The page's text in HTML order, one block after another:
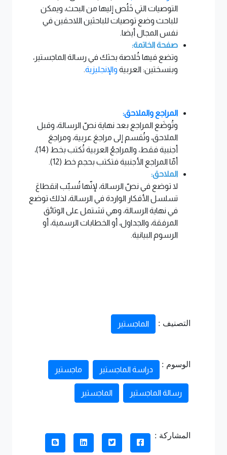
التوصيات التي خَلُص إليها من البحث، ويمكن
للباحث وضع توصيات للباحثين اللاحقين في
نفس المجال أيضا.
صفحة الخاتمة:
وتضع فيها خُلاصة بحثك في رسالة الماجستير،
وبنسختين: العربية والإنجليزية.
المراجع والملاحق:
وتُوضَع المراجع بعد نهاية نصّ الرسالة، وقبل
الملاحق، وتُقسم إلى مراجعَ عربية، ومراجعَ
أجنبية فقط، والمراجعُ العربية تُكتب بخط (14)،
أمّا المراجع الأجنبية فتكتب بحجم خط (12).
الملاحق:
لا توضع في نصّ الرسالة، لإنّها تُسبّب انقطاعَ
تسلسل الأفكار الواردة في الرسالة، لذلك توضع
في نهاية الرسالة، وهي تشتمل على الوثائق
المرفقة، والجداول، أو الخطابات الرسمية، أو
الرسوم البيانية.
التصنيف : الماجستير
الوسوم :
دراسة الماجستير ماجستير
رسالة الماجستير الماجستير
المشاركة :